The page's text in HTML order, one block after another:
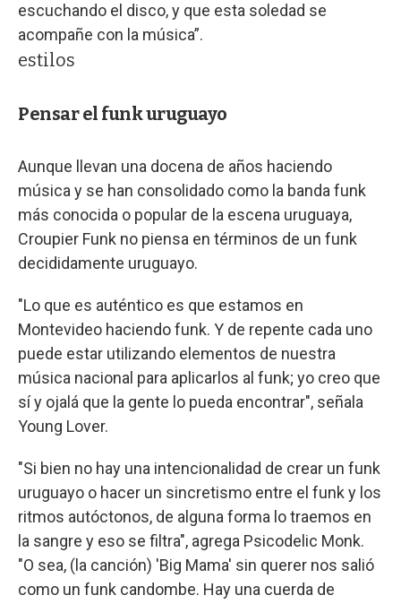
escuchando el disco, y que esta soledad se
acompañe con la música”.
estilos
Pensar el funk uruguayo
Aunque llevan una docena de años haciendo
música y se han consolidado como la banda funk
más conocida o popular de la escena uruguaya,
Croupier Funk no piensa en términos de un funk
decididamente uruguayo.
"Lo que es auténtico es que estamos en
Montevideo haciendo funk. Y de repente cada uno
puede estar utilizando elementos de nuestra
música nacional para aplicarlos al funk; yo creo que
sí y ojalá que la gente lo pueda encontrar", señala
Young Lover.
"Si bien no hay una intencionalidad de crear un funk
uruguayo o hacer un sincretismo entre el funk y los
ritmos autóctonos, de alguna forma lo traemos en
la sangre y eso se filtra", agrega Psicodelic Monk.
"O sea, (la canción) 'Big Mama' sin querer nos salió
como un funk candombe. Hay una cuerda de